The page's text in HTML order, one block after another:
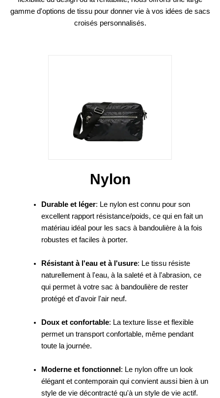
gamme d'options de tissu pour donner vie à vos idées de sacs
croisés personnalisés.
Nylon
Durable et léger: Le nylon est connu pour son
excellent rapport résistance/poids, ce qui en fait un
matériau idéal pour les sacs à bandoulière à la fois
robustes et faciles à porter.
Résistant à l'eau et à l'usure: Le tissu résiste
naturellement à l'eau, à la saleté et à l'abrasion, ce
qui permet à votre sac à bandoulière de rester
protégé et d'avoir l'air neuf.
Doux et confortable: La texture lisse et flexible
permet un transport confortable, même pendant
toute la journée.
Moderne et fonctionnel : Le nylon offre un look
élégant et contemporain qui convient aussi bien à un
style de vie décontracté qu'à un style de vie actif.